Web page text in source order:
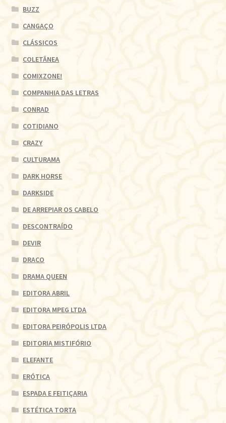
BUZZ
CANGAÇO
CLÁSSICOS
COLETÂNEA
COMIXZONE!
COMPANHIA DAS LETRAS
CONRAD
COTIDIANO
CRAZY
CULTURAMA
DARK HORSE
DARKSIDE
DE ARREPIAR OS CABELO
DESCONTRAÍDO
DEVIR
DRACO
DRAMA QUEEN
EDITORA ABRIL
EDITORA MPEG LTDA
EDITORA PEIRÓPOLIS LTDA
EDITORIA MISTIFÓRIO
ELEFANTE
ERÓTICA
ESPADA E FEITIÇARIA
ESTÉTICA TORTA